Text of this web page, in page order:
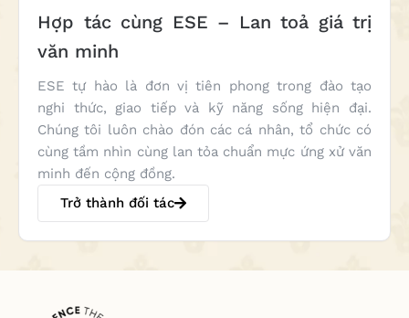
Hợp tác cùng ESE – Lan toả giá trị
văn minh
ESE tự hào là đơn vị tiên phong trong đào tạo
nghi thức, giao tiếp và kỹ năng sống hiện đại.
Chúng tôi luôn chào đón các cá nhân, tổ chức có
cùng tầm nhìn cùng lan tỏa chuẩn mực ứng xử văn
minh đến cộng đồng.
Trở thành đối tác